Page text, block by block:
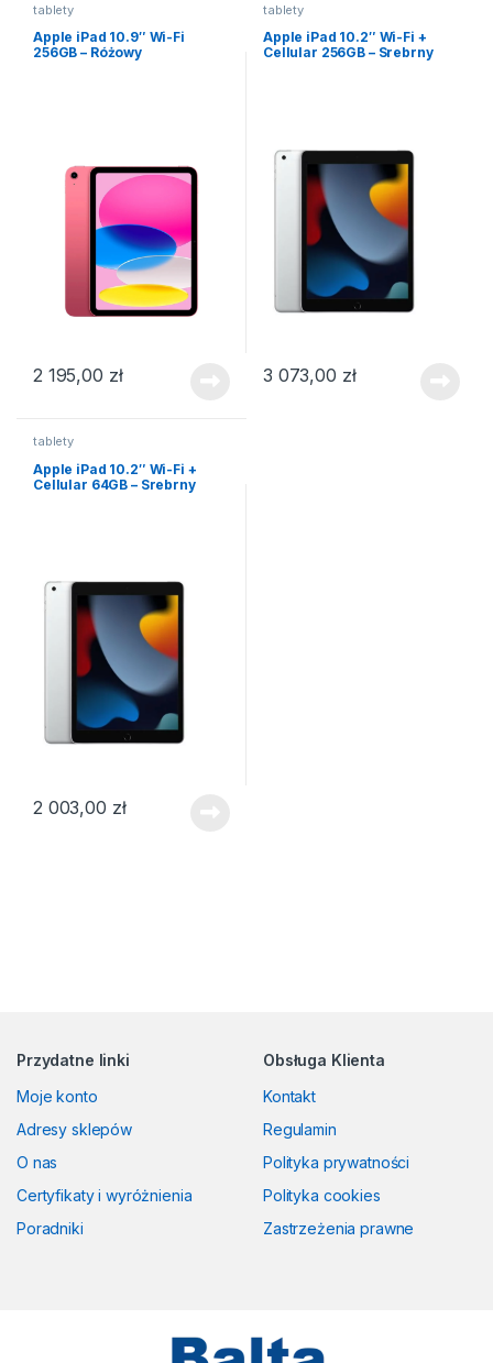
tablety
Apple iPad 10.9″ Wi-Fi
256GB – Różowy
2 195,00 zł
tablety
Apple iPad 10.2″ Wi-Fi +
Cellular 256GB – Srebrny
3 073,00 zł
tablety
Apple iPad 10.2″ Wi-Fi +
Cellular 64GB – Srebrny
2 003,00 zł
Przydatne linki
Moje konto
Adresy sklepów
O nas
Certyfikaty i wyróżnienia
Poradniki
Obsługa Klienta
Kontakt
Regulamin
Polityka prywatności
Polityka cookies
Zastrzeżenia prawne